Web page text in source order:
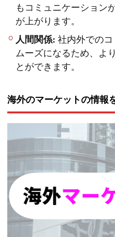
もコミュニケーション
が上がります。
人間関係: 社内外での
ムーズになるため、よ
とができます。
海外のマーケットの情報